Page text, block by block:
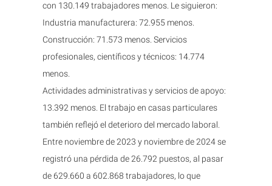
con 130.149 trabajadores menos. Le siguieron:
Industria manufacturera: 72.955 menos.
Construcción: 71.573 menos. Servicios
profesionales, científicos y técnicos: 14.774
menos.
Actividades administrativas y servicios de apoyo:
13.392 menos. El trabajo en casas particulares
también reflejó el deterioro del mercado laboral.
Entre noviembre de 2023 y noviembre de 2024 se
registró una pérdida de 26.792 puestos, al pasar
de 629.660 a 602.868 trabajadores, lo que